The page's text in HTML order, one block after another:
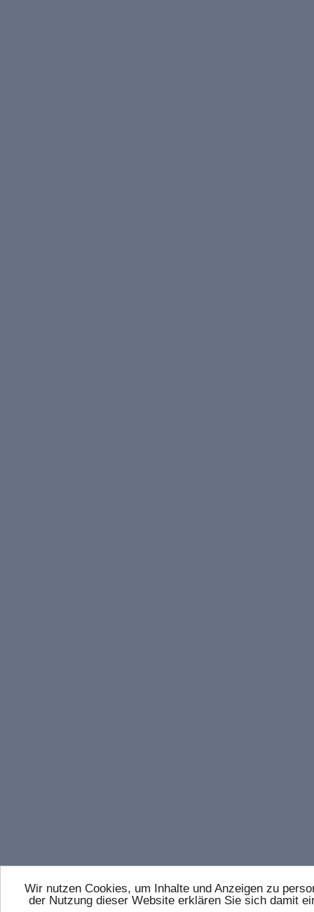
Wir nutzen Cookies, um Inhalte und Anzeigen zu
der Nutzung dieser Website erklären Sie sich damit